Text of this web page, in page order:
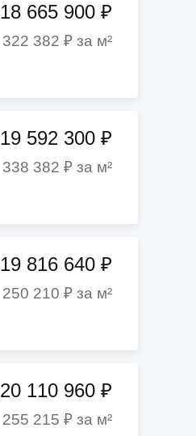
18 665 900 ₽
322 382 ₽ за м²
19 592 300 ₽
338 382 ₽ за м²
19 816 640 ₽
250 210 ₽ за м²
20 110 960 ₽
255 215 ₽ за м²